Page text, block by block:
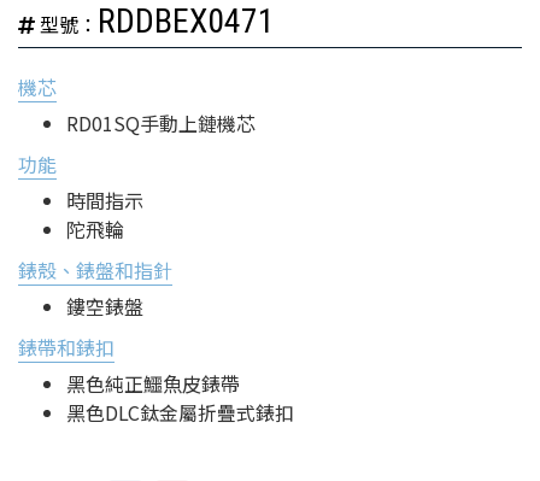
型號： RDDBEX0471
機芯
RD01SQ手動上鏈機芯
功能
時間指示
陀飛輪
錶殼、錶盤和指針
鏤空錶盤
錶帶和錶扣
黑色純正鱷魚皮錶帶
黑色DLC鈦金屬折疊式錶扣